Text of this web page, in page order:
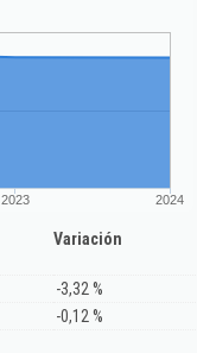
2023 2024
Variación
-3,32 %
-0,12 %